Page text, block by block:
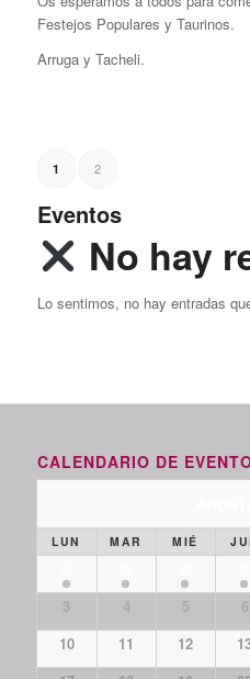
Festejos Populares y Taurinos.
Arruga y Tacheli.
1 2
Eventos
No hay
Lo sentimos, no hay entradas
CALENDARIO DE
LUN MAR MIÉ
3
4 5 6
10
11 12